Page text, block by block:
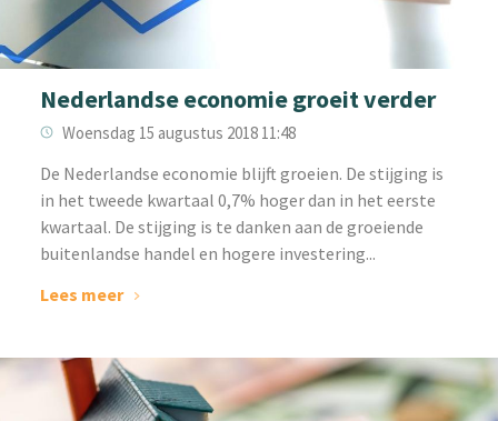
Nederlandse economie groeit verder
Woensdag 15 augustus 2018 11:48
De Nederlandse economie blijft groeien. De stijging is
in het tweede kwartaal 0,7% hoger dan in het eerste
kwartaal. De stijging is te danken aan de groeiende
buitenlandse handel en hogere investering...
Lees meer